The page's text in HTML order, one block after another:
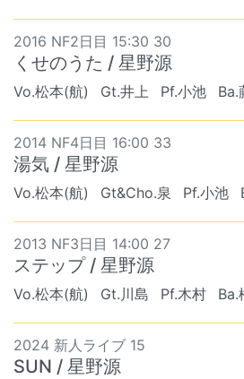
2016 NF2日目 15:30 30
くせのうた / 星野源
Vo.松本(航) Gt.井上 Pf.小池 Ba.
2014 NF4日目 16:00 33
湯気 / 星野源
Vo.松本(航) Gt&Cho.泉 Pf.小池
2013 NF3日目 14:00 27
ステップ / 星野源
Vo.松本(航) Gt.川島 Pf.木村 Ba.
2024 新人ライブ 15
SUN / 星野源